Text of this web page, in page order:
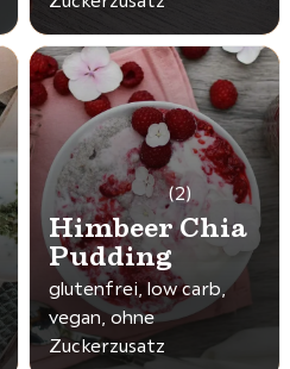
(2)
Himbeer Chia
Pudding
glutenfrei, low carb,
vegan, ohne
Zuckerzusatz